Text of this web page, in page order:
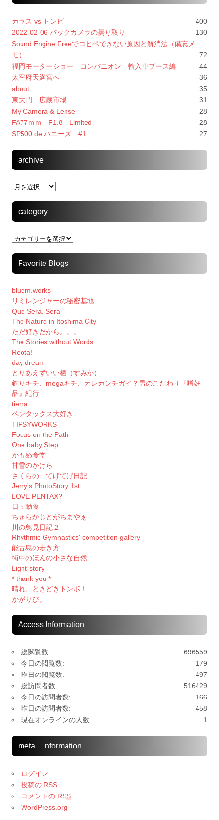
カラス vs トンビ
400
2022-02-06 バックカメラの曇り取り
130
Sound Engine Freeでコピペできない原因と解消法（備忘メ
モ）
72
福岡モーターショー コンパニオン 輸入車ブース編
44
太宰府天満宮へ
36
about
35
東大門 広蔵市場
31
My Camera & Lense
28
FA77ｍｍ F1.8 Limited
28
SP500 de ハニーズ #1
27
archive
archive
category
category
Favorite Blogs
bluem.works
リミレンジャーの秘密基地
Que Sera, Sera
The Nature in Itoshima City
ただ好きだから。。。
The Stories without Words
Reota!
day dream
とりあえずいい栖（すみか）
釣りキチ、megaキチ、オレカンチガイ？男のこだわり『嗜好
品』紀行
tierra
ペンタックス大好き
TIPSYWORKS
Focus on the Path
One baby Step
かもめ食堂
甘雪のかけら
さくらの てげてげ日記
Jerry's PhotoStory 1st
LOVE PENTAX?
日々動食
ちゅらかじとがちまやぁ
川の鳥見日記２
Rhythmic Gymnastics' competition gallery
能古島の歩き方
街中のほんの小さな自然 ...
Light-story
* thank you *
晴れ、ときどきトンボ！
かがりび。
Access Information
696559
総閲覧数:
179
今日の閲覧数:
497
昨日の閲覧数:
516429
総訪問者数:
166
今日の訪問者数:
458
昨日の訪問者数:
1
現在オンラインの人数:
meta information
ログイン
投稿の RSS
コメントの RSS
WordPress.org